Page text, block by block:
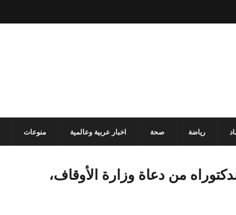
رياضة صحة اخبار عربية وعالمية منوعات
من دعاة وزارة الأوقاف،